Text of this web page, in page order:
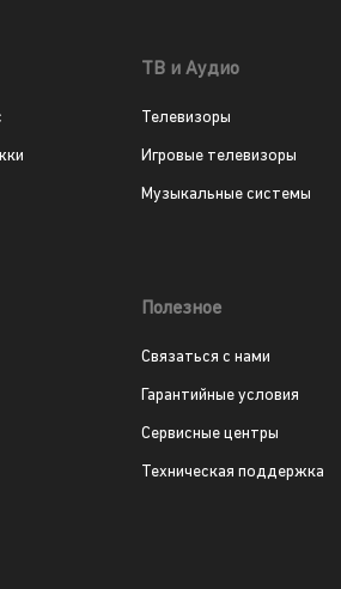
ТВ и Аудио
Телевизоры
Игровые телевизоры
Музыкальные системы
Полезное
Связаться с нами
Гарантийные условия
Сервисные центры
Техническая поддержка